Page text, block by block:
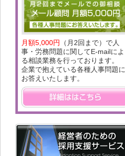
月額5,000円
（月2回まで）で人
事・労務問題に関してE-mailによ
る相談業務を行っております。
企業で抱えている各種人事問題に
お答えいたします。